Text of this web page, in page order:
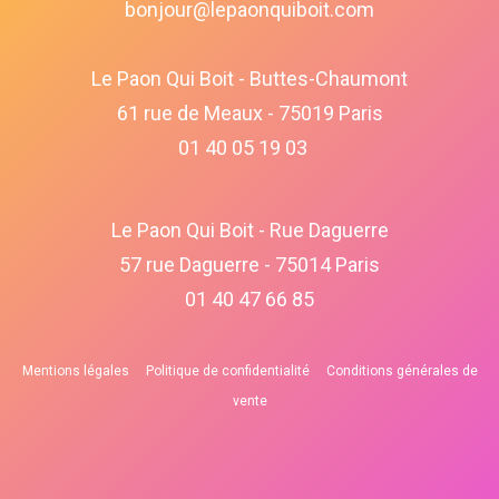
bonjour@lepaonquiboit.com
Le Paon Qui Boit - Buttes-Chaumont
61 rue de Meaux - 75019 Paris
01 40 05 19 03
Le Paon Qui Boit - Rue Daguerre
57 rue Daguerre - 75014 Paris
01 40 47 66 85
Mentions légales Politique de confidentialité
Conditions générales de
vente